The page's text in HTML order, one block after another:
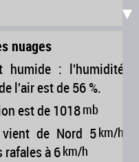
nuages
humide : l'humidité
l'air est de 56 %.
est de 1018mb
de Nord 5km/h
rafales à 6km/h
▼